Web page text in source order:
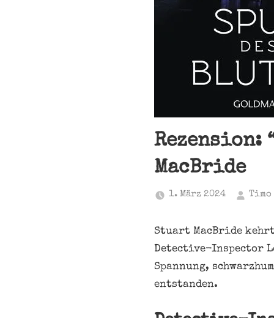
Rezension:
MacBride
1. März 2024 Timo
Stuart MacBride
Detective-Inspector
Spannung,
entstanden.